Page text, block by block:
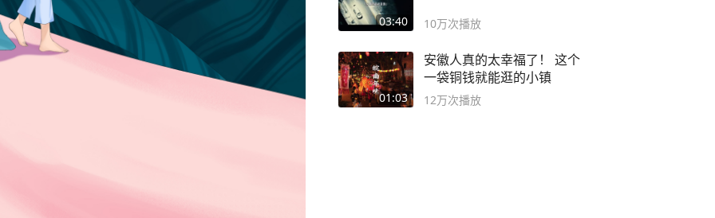
03:40 10万次播放
01:03
安徽人真的太幸福了！ 这个
一袋铜钱就能逛的小镇
12万次播放